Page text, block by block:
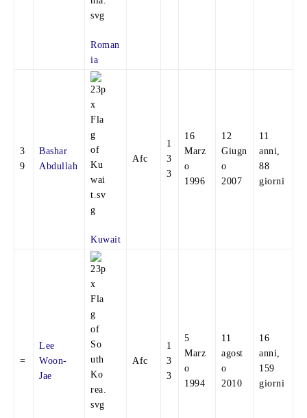
Roman
ia
3
9
Bashar
Abdullah
Kuwait
Afc
1
3
3
16
Marz
o
1996
12
Giugn
o
2007
11
anni,
88
giorni
=
Lee
Woon-
Jae
Afc
1
3
3
5
Marz
o
1994
11
agost
o
2010
16
anni,
159
giorni